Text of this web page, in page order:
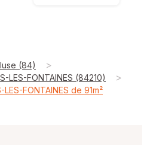
(84) >
LES-FONTAINES (84210) >
LES-FONTAINES de 91m²